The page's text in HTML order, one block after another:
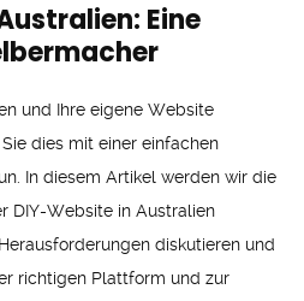
Eine
und Ihre eigene Website
dies mit einer einfachen
In diesem Artikel werden wir die
DIY-Website in Australien
diskutieren und
richtigen Plattform und zur